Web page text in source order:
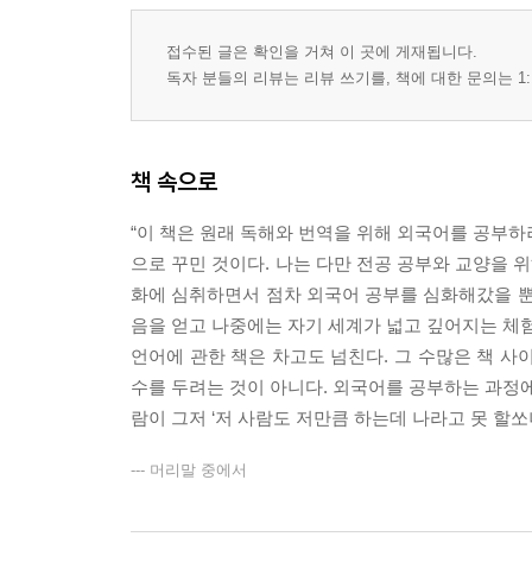
1980년대 일본어 학습 열풍
일본어에 대한 근거 없는 자만심의 배경
한자 읽기와 관용 표현의 벽
の라는 격조사의 마술
5장 독해와 번역
/
해석과 번역의 숙명
이질적인 문화가 만날 때: 격의와 번안
번역불가능성의 신화
문법 체계가 다른 언어를 공부할 때 유용한 축자역
/
접수된 글은 확인을 거쳐 이 곳에 게재됩니다.
독자 분들의 리뷰는 리뷰 쓰기를, 책에 대한 문의는
책 속으로
“이 책은 원래 독해와 번역을 위해 외국어를 공부
으로 꾸민 것이다. 나는 다만 전공 공부와 교양을
화에 심취하면서 점차 외국어 공부를 심화해갔을
음을 얻고 나중에는 자기 세계가 넓고 깊어지는 체
언어에 관한 책은 차고도 넘친다. 그 수많은 책 사
수를 두려는 것이 아니다. 외국어를 공부하는 과
람이 그저 ‘저 사람도 저만큼 하는데 나라고 못 할
--- 머리말 중에서